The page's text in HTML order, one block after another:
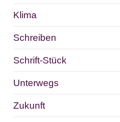
Klima
Schreiben
Schrift-Stück
Unterwegs
Zukunft